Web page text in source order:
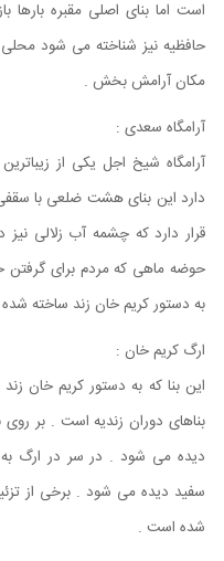
است اما بنای اصلی مقبره
حافظیه نیز شناخته می شود
مکان آرامش بخش .
آرامگاه سعدی :
آرامگاه شیخ اجل یکی از
دارد این بنای هشت ضلعی با
قرار دارد که چشمه آب زلالی
حوضه ماهی که مردم برای گرفتن
به دستور کریم خان زند ساخته
ارگ کریم خان :
این بنا که به دستور کریم خان
بناهای دوران زندیه است . بر روی
دیده می شود . در سر در ارگ
سفید دیده می شود . برخی از
شده است .